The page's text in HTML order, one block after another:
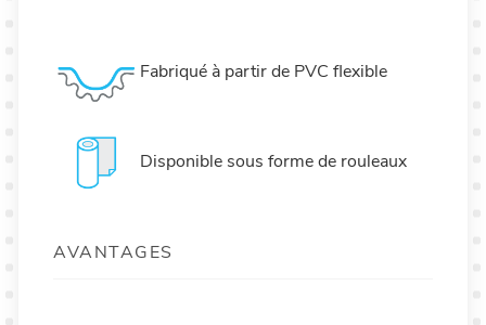
Fabriqué à partir de PVC flexible
Disponible sous forme de rouleaux
AVANTAGES